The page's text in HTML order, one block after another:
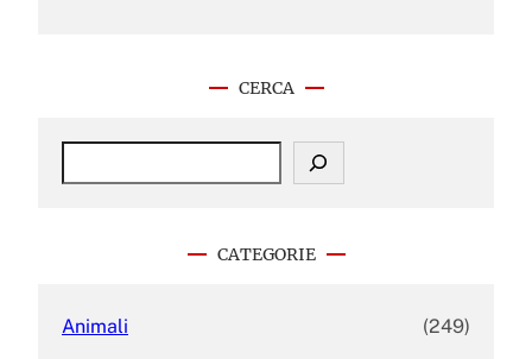
CERCA
S
CATEGORIE
Animali (249)